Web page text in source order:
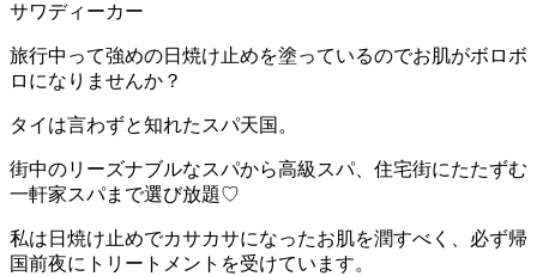
サワディーカー
旅行中って強めの日焼け止めを塗っているのでお肌がボロボ
ロになりませんか？
タイは言わずと知れたスパ天国。
街中のリーズナブルなスパから高級スパ、住宅街にたたずむ
一軒家スパまで選び放題♡
私は日焼け止めでカサカサになったお肌を潤すべく、必ず帰
国前夜にトリートメントを受けています。